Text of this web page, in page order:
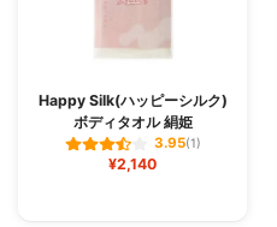
Happy Silk(ハッピーシルク)
ボディタオル 絹姫
3.95(1)
¥2,140